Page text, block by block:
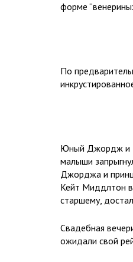
форме
По
Юный Джордж и
малыши
Джорджа и
Кейт Миддлтон
старшему,
Свадебная
ожидали свой